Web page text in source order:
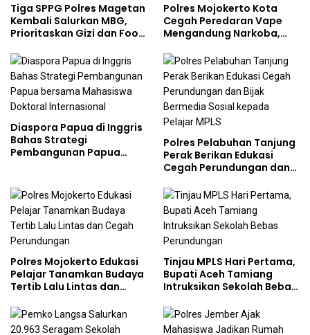
Tiga SPPG Polres Magetan
Kembali Salurkan MBG,
Prioritaskan Gizi dan Food
Polres Mojokerto Kota
Cegah Peredaran Vape
Mengandung Narkoba,
Kalangan Remaja
Diaspora Papua di Inggris
Bahas Strategi
Pembangunan Papua
Polres Pelabuhan Tanjung
Perak Berikan Edukasi
Cegah Perundungan dan
kepada Pelajar MPLS
Polres Mojokerto Edukasi
Pelajar Tanamkan Budaya
Tertib Lalu Lintas dan
Tinjau MPLS Hari Pertama,
Bupati Aceh Tamiang
Intruksikan Sekolah Bebas